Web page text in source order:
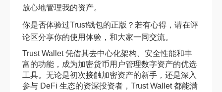
放心地管理我的资产。
你是否体验过Trust钱包的正版？若有心得，请在评
论区分享你的使用体验，和大家一同交流。
Trust Wallet 凭借其去中心化架构、安全性能和丰
富的功能，成为加密货币用户管理数字资产的优选
工具。无论是初次接触加密资产的新手，还是深入
参与 DeFi 生态的资深投资者，Trust Wallet 都能满